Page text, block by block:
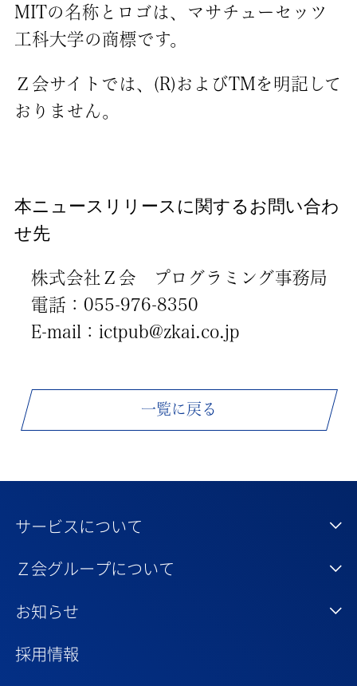
MITの名称とロゴは、マサチューセッツ
工科大学の商標です。
Ｚ会サイトでは、(R)およびTMを明記して
おりません。
本ニュースリリースに関するお問い合わ
せ先
株式会社Ｚ会 プログラミング事務局
電話：055-976-8350
E-mail：ictpub@zkai.co.jp
一覧に戻る
サービスについて
Ｚ会グループについて
お知らせ
採用情報